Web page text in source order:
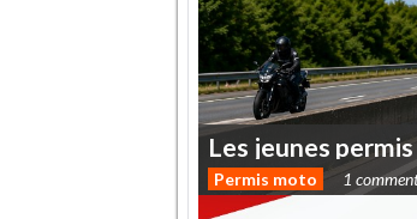
Les jeunes permis
Permis moto 1